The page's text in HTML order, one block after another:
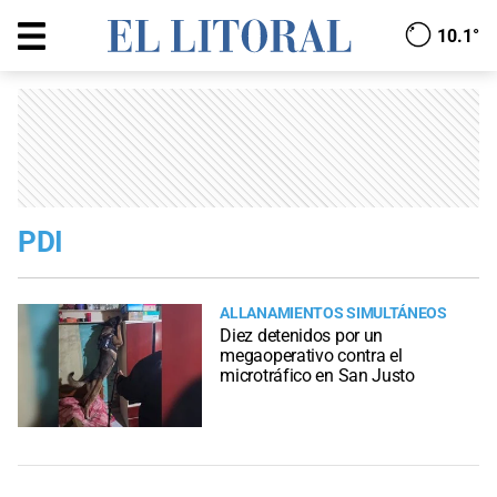
10.1°
PDI
ALLANAMIENTOS SIMULTÁNEOS
Diez detenidos por un
megaoperativo contra el
microtráfico en San Justo